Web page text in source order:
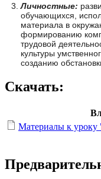
Личностные:
обучающихся,
материала в
формированию
трудовой
культуры
созданию
Скачать:
Материалы к уроку